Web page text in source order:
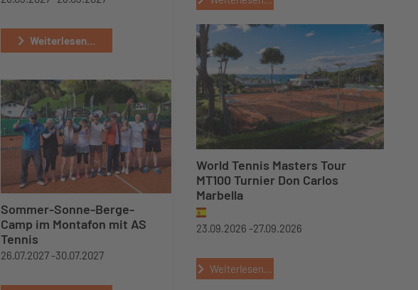
Weiterlesen...
Sommer-Sonne-Berge-
Camp im Montafon mit AS
Tennis
26.07.2027 -30.07.2027
World Tennis Masters Tour
MT100 Turnier Don Carlos
Marbella
23.09.2026 -27.09.2026
Weiterlesen...